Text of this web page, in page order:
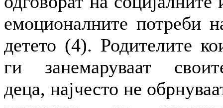
емоционалните потреби
детето (4). Родителите
ги занемаруваат
деца, најчесто не